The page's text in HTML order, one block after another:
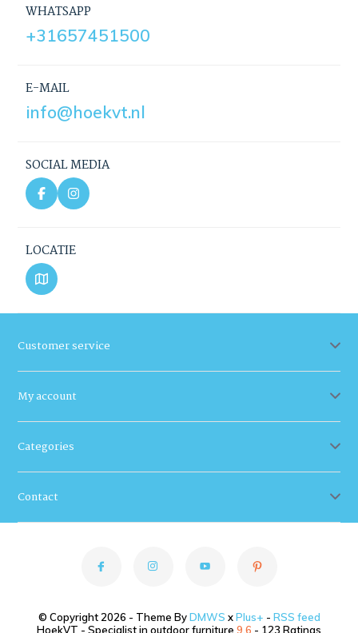
E-MAIL
info@hoekvt.nl
WHATSAPP
+31657451500
SOCIAL MEDIA
LOCATIE
Customer service
My account
Categories
Contact
© Copyright 2026 - Theme ByDMWS xPlus+ - RSS feed
HoekVT - Specialist in outdoor furniture 9.6 - 123 Ratings